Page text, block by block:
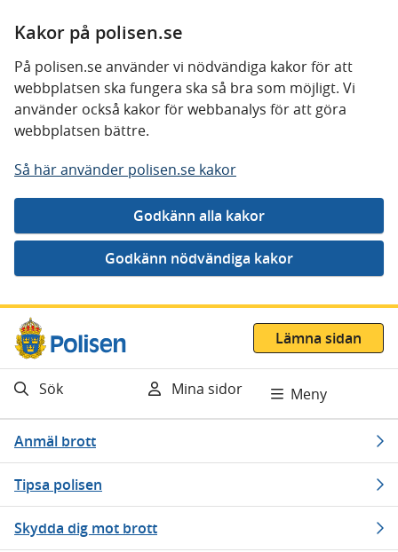
Kakor på polisen.se
På polisen.se använder vi nödvändiga kakor för att
webbplatsen ska fungera ska så bra som möjligt. Vi
använder också kakor för webbanalys för att göra
webbplatsen bättre.
Så här använder polisen.se kakor
Gå direkt till innehåll
Lämna sidan
Sök Mina sidor Meny
Anmäl brott
Tipsa polisen
Skydda dig mot brott